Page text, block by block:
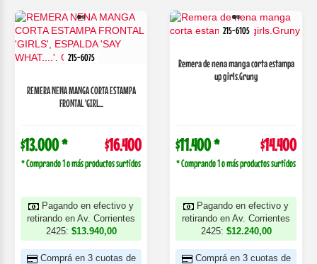
215-6075
REMERA NENA MANGA CORTA ESTAMPA
FRONTAL 'GIRL...
$13.000 * $16.400
* Comprando 1 o más productos surtidos
Pagando en efectivo y
retirando en Av. Corrientes
2425: $13.940,00
Comprá en 3 cuotas de
215-6105
Remera de nena manga corta estampa
up girls.Gruny
$11.400 * $14.400
* Comprando 1 o más productos surtidos
Pagando en efectivo y
retirando en Av. Corrientes
2425: $12.240,00
Comprá en 3 cuotas de